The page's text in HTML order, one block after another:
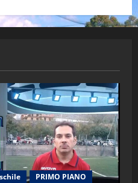
PRIMO PIANO